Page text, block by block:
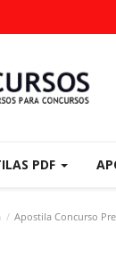
PDF
Apostila Concurso